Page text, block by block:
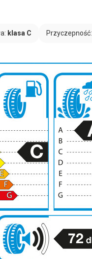
klasa C Przyczepność: